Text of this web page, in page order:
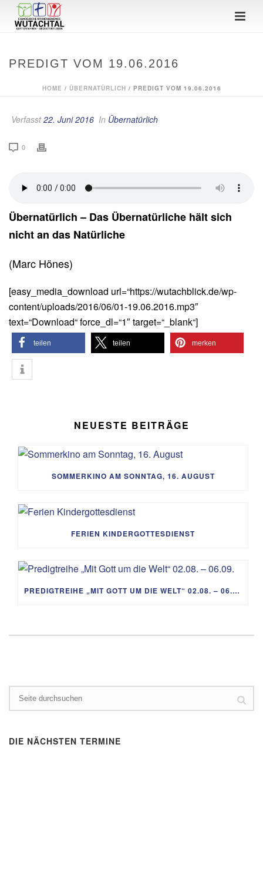
PREDIGT VOM 19.06.2016
HOME / ÜBERNATÜRLICH / PREDIGT VOM 19.06.2016
Verfasst22. Juni 2016 In Übernatürlich
0
Übernatürlich – Das Übernatürliche hält sich
nicht an das Natürliche
(Marc Hönes)
[easy_media_download url=“https://wutachblick.de/wp-
content/uploads/2016/06/01-19.06.2016.mp3″
text=“Download“ force_dl=“1″ target=“_blank“]
teilen teilen merken
NEUESTE BEITRÄGE
SOMMERKINO AM SONNTAG, 16. AUGUST
FERIEN KINDERGOTTESDIENST
PREDIGTREIHE „MIT GOTT UM DIE WELT“ 02.08. – 06.09.
DIE NÄCHSTEN TERMINE